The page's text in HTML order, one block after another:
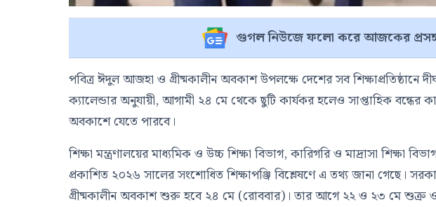
গুগল নিউজে ফলো করে আজকের
পবিত্র ঈদুল আজহা ও গ্রীষ্মকালীন অবকাশ উপলক্ষে দেশের সব শিক্ষাপ্রতিষ্ঠানে
ক্যালেন্ডার অনুযায়ী, আগামী ২৪ মে থেকে ছুটি কার্যকর হলেও সাপ্তাহিক বন্ধের
অবকাশে যেতে পারবে।
শিক্ষা মন্ত্রণালয়ের মাধ্যমিক ও উচ্চ শিক্ষা বিভাগ, কারিগরি ও মাদ্রাসা শিক্ষা
প্রকাশিত ২০২৬ সালের সংশোধিত শিক্ষাপঞ্জি বিশ্লেষণে এ তথ্য জানা গেছে।
গ্রীষ্মকালীন অবকাশ শুরু হবে ২৪ মে (রোববার)। তার আগে ২২ ও ২৩ মে শুক্র ও